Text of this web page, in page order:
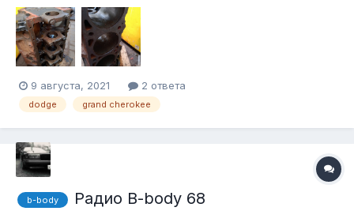
9 августа, 2021 2 ответа
dodge grand cherokee
b-body Радио B-body 68